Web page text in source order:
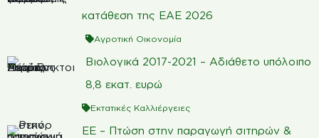
κατάθεση της ΕΑΕ 2026
Αγροτική Οικονομία
Βιολογικά 2017-2021 – Αδιάθετο υπόλοιπο
8,8 εκατ. ευρώ
Εκτατικές Καλλιέργειες
ΕΕ – Πτώση στην παραγωγή σιτηρών &